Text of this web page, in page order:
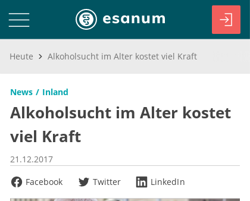
Heute Alkoholsucht im Alter kostet viel Kraft
News Inland
Alkoholsucht im Alter kostet
viel Kraft
21.12.2017
Facebook
Twitter LinkedIn